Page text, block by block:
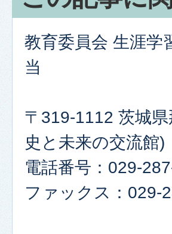
教育委員会 生涯学
当
〒319-1112 茨城
史と未来の交流館)
電話番号：029-
ファックス：029-